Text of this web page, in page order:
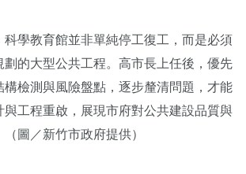
科學教育館並非單純停工復工，而是必須
劃的大型公共工程。高市長上任後，優先
構檢測與風險盤點，逐步釐清問題，才能
與工程重啟，展現市府對公共建設品質與
圖／新竹市政府提供）